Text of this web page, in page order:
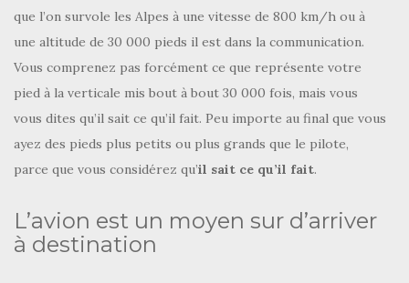
que l’on survole les Alpes à une vitesse de 800 km/h ou à
une altitude de 30 000 pieds il est dans la communication.
Vous comprenez pas forcément ce que représente votre
pied à la verticale mis bout à bout 30 000 fois, mais vous
vous dites qu’il sait ce qu’il fait. Peu importe au final que vous
ayez des pieds plus petits ou plus grands que le pilote,
parce que vous considérez qu’il sait ce qu’il fait.
L’avion est un moyen sur d’arriver
à destination